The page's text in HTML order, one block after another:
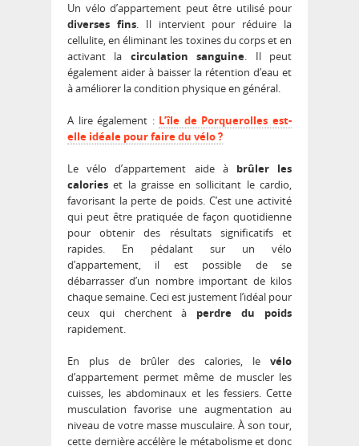
Un vélo d’appartement peut être utilisé pour
diverses fins. Il intervient pour réduire la
cellulite, en éliminant les toxines du corps et en
activant la circulation sanguine. Il peut
également aider à baisser la rétention d’eau et
à améliorer la condition physique en général.
A lire également : L’île de Porquerolles est-
elle idéale pour faire du vélo ?
Le vélo d’appartement aide à brûler les
calories et la graisse en sollicitant le cardio,
favorisant la perte de poids. C’est une activité
qui peut être pratiquée de façon quotidienne
pour obtenir des résultats significatifs et
rapides. En pédalant sur un vélo
d’appartement, il est possible de se
débarrasser d’un nombre important de kilos
chaque semaine. Ceci est justement l’idéal pour
ceux qui cherchent à perdre du poids
rapidement.
En plus de brûler des calories, le vélo
d’appartement permet même de muscler les
cuisses, les abdominaux et les fessiers. Cette
musculation favorise une augmentation au
niveau de votre masse musculaire. À son tour,
cette dernière accélère le métabolisme et donc